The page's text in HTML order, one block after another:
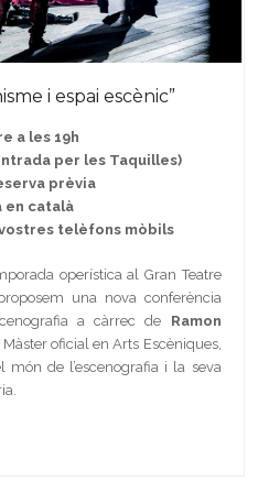
i espai escènic”
a les 19h
per les Taquilles)
prèvia
en català
telèfons mòbils
operística al Gran Teatre
una nova conferència
a càrrec de Ramon
Màster oficial en Arts Escèniques,
món de l’escenografia i la seva